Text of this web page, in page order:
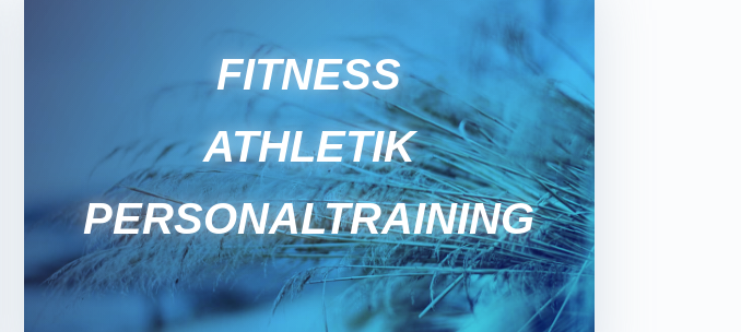
FITNESS
ATHLETIK
PERSONAL­TRAINING